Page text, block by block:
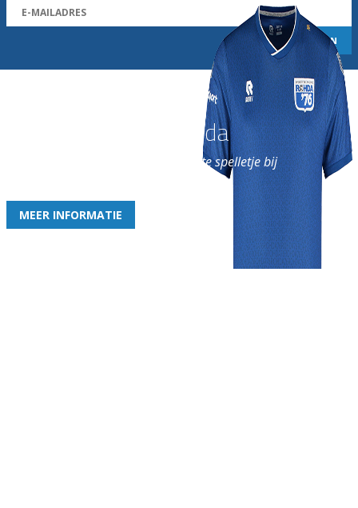
Word nu lid van Rohda
en geniet iedere week van het leukste spelletje bij
MEER INFORMATIE